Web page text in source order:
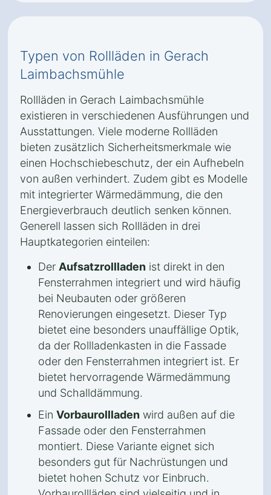
Typen von Rollläden in Gerach
Laimbachsmühle
Rollläden in Gerach Laimbachsmühle
existieren in verschiedenen Ausführungen und
Ausstattungen. Viele moderne Rollläden
bieten zusätzlich Sicherheitsmerkmale wie
einen Hochschiebeschutz, der ein Aufhebeln
von außen verhindert. Zudem gibt es Modelle
mit integrierter Wärmedämmung, die den
Energieverbrauch deutlich senken können.
Generell lassen sich Rollläden in drei
Hauptkategorien einteilen:
Der Aufsatzrollladen ist direkt in den
Fensterrahmen integriert und wird häufig
bei Neubauten oder größeren
Renovierungen eingesetzt. Dieser Typ
bietet eine besonders unauffällige Optik,
da der Rollladenkasten in die Fassade
oder den Fensterrahmen integriert ist. Er
bietet hervorragende Wärmedämmung
und Schalldämmung.
Ein Vorbaurollladen wird außen auf die
Fassade oder den Fensterrahmen
montiert. Diese Variante eignet sich
besonders gut für Nachrüstungen und
bietet hohen Schutz vor Einbruch.